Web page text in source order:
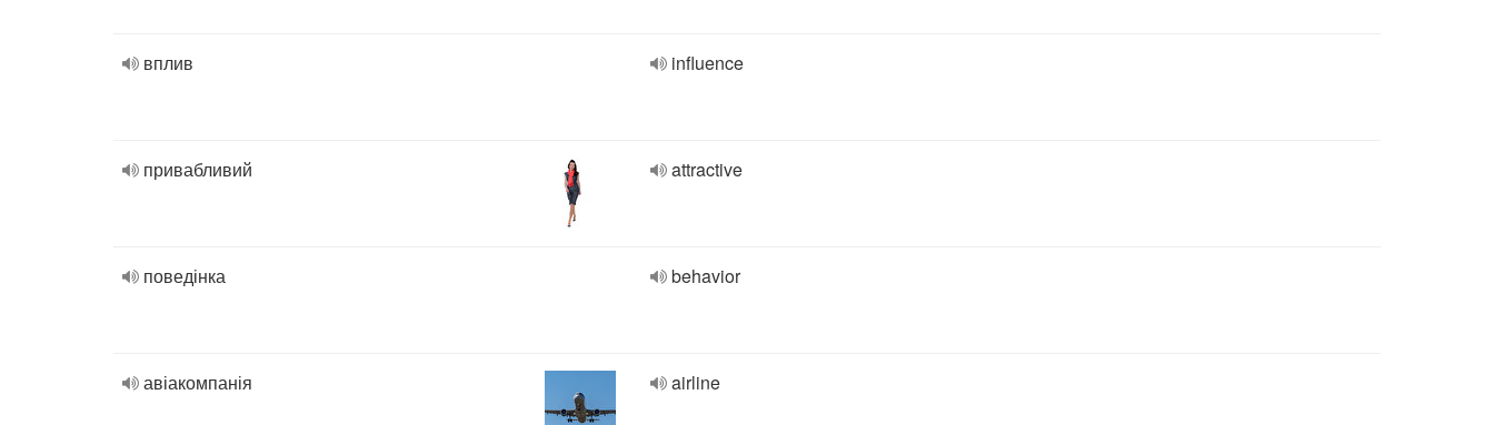
вплив influence
привабливий attractive
поведінка behavior
авіакомпанія airline